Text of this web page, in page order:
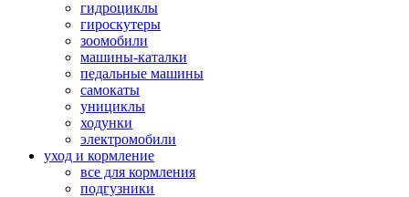
гидроциклы
гироскутеры
зоомобили
машины-каталки
педальные машины
самокаты
унициклы
ходунки
электромобили
уход и кормление
все для кормления
подгузники